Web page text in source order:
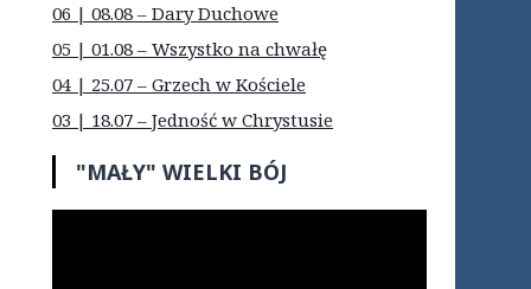
06 | 08.08 – Dary Duchowe
05 | 01.08 – Wszystko na chwałę
04 | 25.07 – Grzech w Kościele
03 | 18.07 – Jedność w Chrystusie
"MAŁY" WIELKI BÓJ